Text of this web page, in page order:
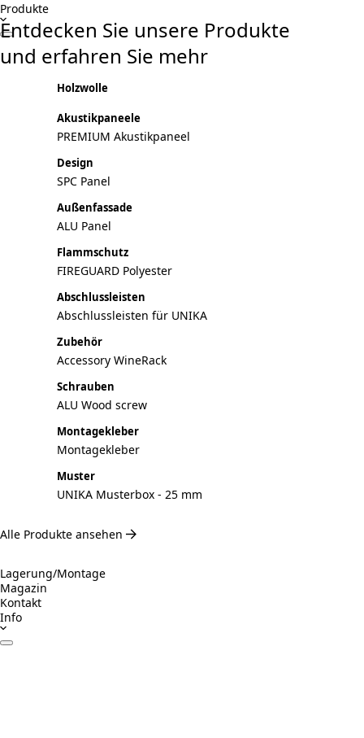
Produkte
Entdecken Sie unsere Produkte
und erfahren Sie mehr
Holzwolle
Akustikpaneele
PREMIUM Akustikpaneel
Design
SPC Panel
Außenfassade
ALU Panel
Flammschutz
FIREGUARD Polyester
Abschlussleisten
Abschlussleisten für UNIKA
Zubehör
Accessory WineRack
Schrauben
ALU Wood screw
Montagekleber
Montagekleber
Muster
UNIKA Musterbox - 25 mm
Alle Produkte ansehen
Lagerung/Montage
Magazin
Kontakt
Info